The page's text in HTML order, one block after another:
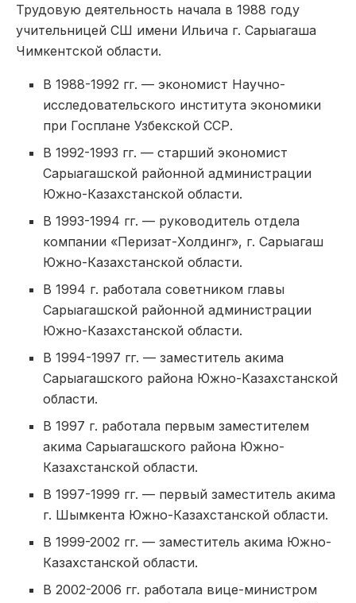
Трудовую деятельность начала в 1988 году
учительницей СШ имени Ильича г. Сарыагаша
Чимкентской области.
В 1988-1992 гг. — экономист Научно-
исследовательского института экономики
при Госплане Узбекской ССР.
В 1992-1993 гг. — старший экономист
Сарыагашской районной администрации
Южно-Казахстанской области.
В 1993-1994 гг. — руководитель отдела
компании «Перизат-Холдинг», г. Сарыагаш
Южно-Казахстанской области.
В 1994 г. работала советником главы
Сарыагашской районной администрации
Южно-Казахстанской области.
В 1994-1997 гг. — заместитель акима
Сарыагашского района Южно-Казахстанской
области.
В 1997 г. работала первым заместителем
акима Сарыагашского района Южно-
Казахстанской области.
В 1997-1999 гг. — первый заместитель акима
г. Шымкента Южно-Казахстанской области.
В 1999-2002 гг. — заместитель акима Южно-
Казахстанской области.
В 2002-2006 гг. работала вице-министром